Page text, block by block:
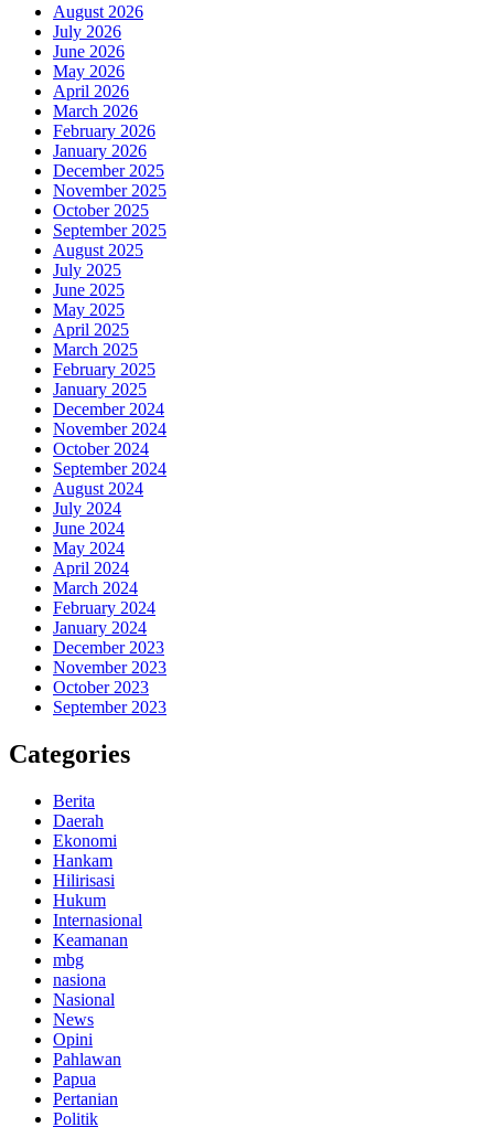
August 2026
July 2026
June 2026
May 2026
April 2026
March 2026
February 2026
January 2026
December 2025
November 2025
October 2025
September 2025
August 2025
July 2025
June 2025
May 2025
April 2025
March 2025
February 2025
January 2025
December 2024
November 2024
October 2024
September 2024
August 2024
July 2024
June 2024
May 2024
April 2024
March 2024
February 2024
January 2024
December 2023
November 2023
October 2023
September 2023
Categories
Berita
Daerah
Ekonomi
Hankam
Hilirisasi
Hukum
Internasional
Keamanan
mbg
nasiona
Nasional
News
Opini
Pahlawan
Papua
Pertanian
Politik